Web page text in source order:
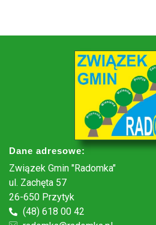
Dane adresowe:
Związek Gmin "Radomka"
ul. Zachęta 57
26-650 Przytyk
(48) 618 00 42